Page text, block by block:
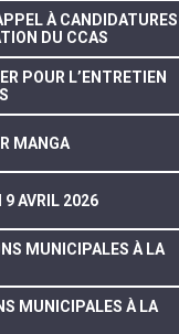
À CANDIDATURES
DU CCAS
POUR L’ENTRETIEN
MANGA
9 AVRIL 2026
MUNICIPALES À LA
MUNICIPALES À LA